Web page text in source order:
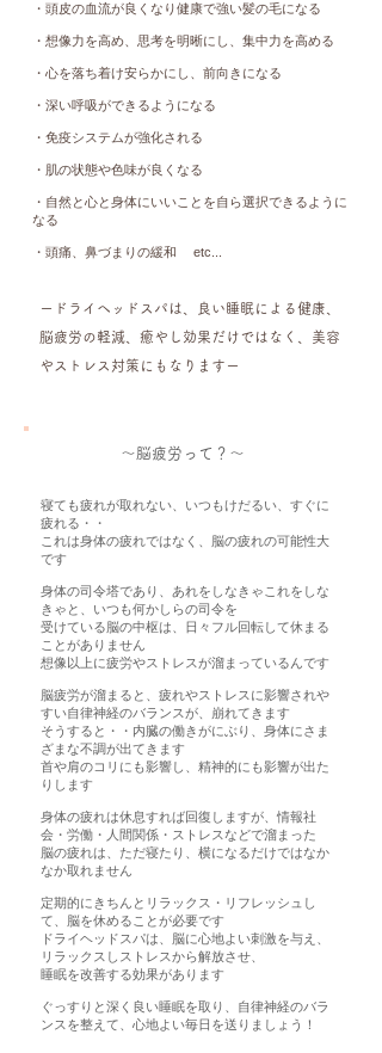
・頭皮の血流が良くなり健康で強い髪の毛になる
・想像力を高め、思考を明晰にし、集中力を高める
・心を落ち着け安らかにし、前向きになる
・深い呼吸ができるようになる
・免疫システムが強化される
・肌の状態や色味が良くなる
​・自然と心と身体にいいことを自ら選択できるように
なる
​・頭痛、鼻づまりの緩和 etc...
ードライヘッドスパは、良い睡眠による健康、
脳疲労の軽減、癒やし効果だけではなく、美容
やストレス対策にもなりますー
～脳疲労って？～
寝ても疲れが取れない、いつもけだるい、すぐに
疲れる・・
これは身体の疲れではなく、脳の疲れの可能性大
です
身体の司令塔であり、あれをしなきゃこれをしな
きゃと、​いつも何かしらの司令を
受けている脳の中枢は、日々フル回転して休まる
ことがありません
想像以上に疲労やストレスが溜まっているんです
脳疲労が溜まると、疲れやストレスに影響されや
すい自律神経のバランスが、崩れてきます
そうすると・・内臓の働きがにぶり、身体にさま
ざまな不調が出てきます
首や肩のコリにも影響し、精神的にも影響が出た
りします
身体の疲れは休息すれば回復しますが、情報社
会・労働・人間関係・ストレスなどで溜まった
脳の疲れは、ただ寝たり、横になるだけではなか
なか取れません
定期的にきちんとリラックス・リフレッシュし
て、脳を休めることが必要です
ドライヘッドスパは、脳に心地よい刺激を与え、
リラックスしストレスから解放させ、
睡眠を改善する効果があります
ぐっすりと深く良い睡眠を取り、自律神経のバラ
ンスを整えて、心地よい毎日を送りましょう！